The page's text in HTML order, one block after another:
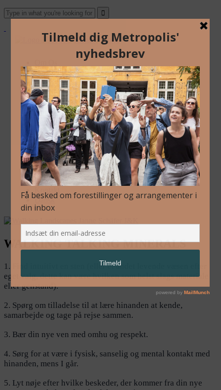
Blog
Arkiv
Nyhedsbrev
Kalender
Kontakt
Dansk
Om Os
Blog
Arkiv
Nyhedsbrev
Kalender
Dansk
WALKING TALKING MINERALS
1. Find intuitivt en sten (eller et andet levende væsen efter
eget valg, dette kan være hvilken som helst slags materiale
eller genstand).
2. Spørg om tilladelse til at lære hinanden at kende,
samarbejde og tage på rejse sammen.
3. Bær din nye ven med omhu og respekt.
4. Sørg for at være i fysisk, sanselig og mental kontakt med
hinanden, mens I går.
5. Lyt nøje efter hvilke beskeder, der kommer fra din nye